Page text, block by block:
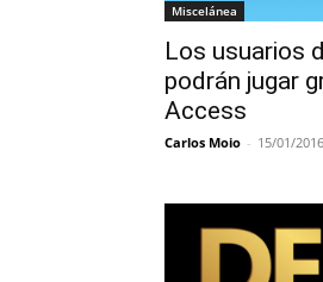
Miscelánea
Los usuarios
podrán jugar
Access
Carlos Moio - 15/01/2016